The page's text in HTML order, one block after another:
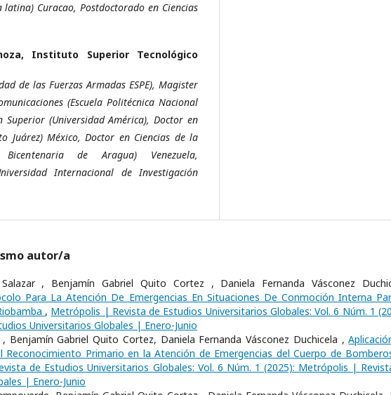
Curacao, Postdoctorado en Ciencias
Instituto Superior Tecnológico
de las Fuerzas Armadas ESPE), Magister
(Escuela Politécnica Nacional
Superior (Universidad América), Doctor en
Juárez) México, Doctor en Ciencias de la
de Aragua) Venezuela,
Internacional de Investigación
autor/a
, Benjamín Gabriel Quito Cortez , Daniela Fernanda Vásconez
Para La Atención De Emergencias En Situaciones De Conmoción Interna
, Metrópolis | Revista de Estudios Universitarios Globales: Vol. 6 Núm. 1
Universitarios Globales | Enero-Junio
Benjamín Gabriel Quito Cortez, Daniela Fernanda Vásconez Duchicela ,
Reconocimiento Primario en la Atención de Emergencias del Cuerpo de
de Estudios Universitarios Globales: Vol. 6 Núm. 1 (2025): Metrópolis |
| Enero-Junio